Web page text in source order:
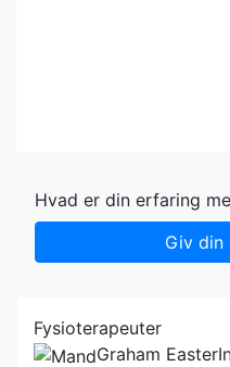
Hvad er din erfaring
Giv din
Fysioterapeuter
Graham Easter